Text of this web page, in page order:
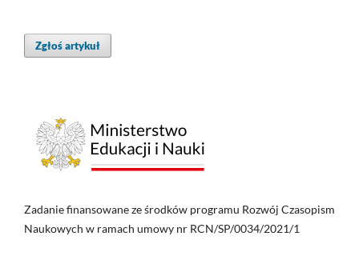
Zgłoś artykuł
Zadanie finansowane ze środków programu Rozwój Czasopism
Naukowych w ramach umowy nr RCN/SP/0034/2021/1